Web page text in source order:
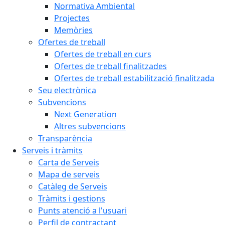
Normativa Ambiental
Projectes
Memòries
Ofertes de treball
Ofertes de treball en curs
Ofertes de treball finalitzades
Ofertes de treball estabilització finalitzada
Seu electrònica
Subvencions
Next Generation
Altres subvencions
Transparència
Serveis i tràmits
Carta de Serveis
Mapa de serveis
Catàleg de Serveis
Tràmits i gestions
Punts atenció a l'usuari
Perfil de contractant